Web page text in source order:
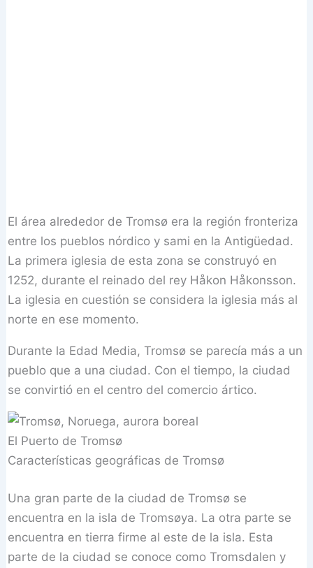
El área alrededor de Tromsø era la región fronteriza
entre los pueblos nórdico y sami en la Antigüedad.
La primera iglesia de esta zona se construyó en
1252, durante el reinado del rey Håkon Håkonsson.
La iglesia en cuestión se considera la iglesia más al
norte en ese momento.
Durante la Edad Media, Tromsø se parecía más a un
pueblo que a una ciudad. Con el tiempo, la ciudad
se convirtió en el centro del comercio ártico.
El Puerto de Tromsø
Características geográficas de Tromsø
Una gran parte de la ciudad de Tromsø se
encuentra en la isla de Tromsøya. La otra parte se
encuentra en tierra firme al este de la isla. Esta
parte de la ciudad se conoce como Tromsdalen y